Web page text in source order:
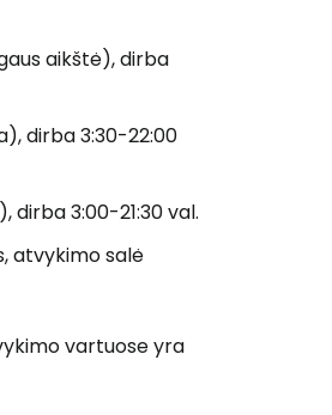
aikštė), dirba
dirba 3:30-22:00
3:00-21:30 val.
atvykimo salė
vartuose yra